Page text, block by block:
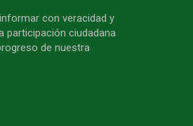
con veracidad y
participación ciudadana
de nuestra